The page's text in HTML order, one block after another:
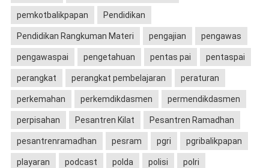
pemkotbalikpapan Pendidikan
Pendidikan Rangkuman Materi pengajian pengawas
pengawaspai pengetahuan pentas pai pentaspai
perangkat perangkat pembelajaran peraturan
perkemahan perkemdikdasmen permendikdasmen
perpisahan Pesantren Kilat Pesantren Ramadhan
pesantrenramadhan pesram pgri pgribalikpapan
playaran podcast polda polisi polri